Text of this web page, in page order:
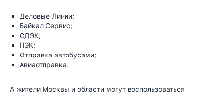
Деловые Линии;
Байкал Сервис;
СДЭК;
ПЭК;
Отправка автобусами;
Авиаотправка.
А жители Москвы и области могут воспользоваться